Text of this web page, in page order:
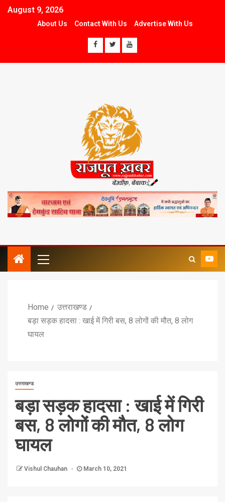
August 9, 2026
About Us Contact With Us Advertise With Us
Home
उत्तराखण्ड
बड़ा सड़क हादसा : खाई में गिरी बस, 8 लोगों की मौत, 8 लोग
घायल
उत्तराखण्ड
बड़ा सड़क हादसा : खाई में गिरी
बस, 8 लोगों की मौत, 8 लोग
घायल
Vishul Chauhan March 10, 2021